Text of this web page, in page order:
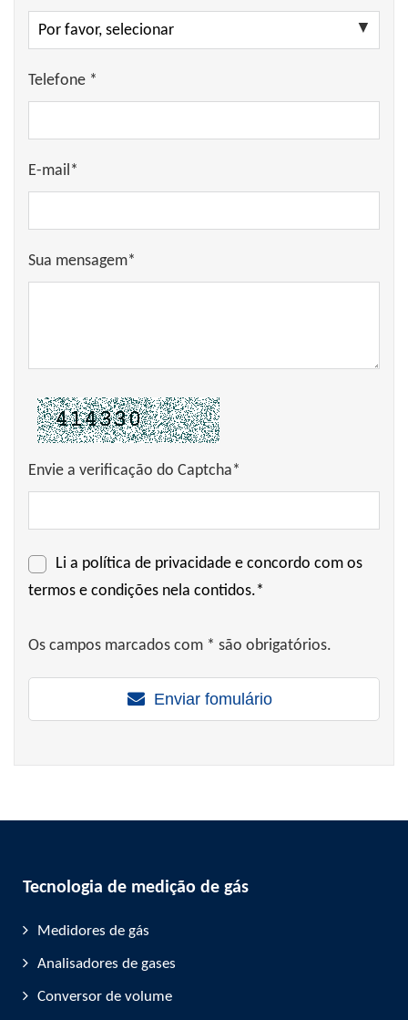
Telefone *
E-mail*
Sua mensagem*
Envie a verificação do Captcha*
Li a política de privacidade e concordo com os
termos e condições nela contidos.*
Os campos marcados com * são obrigatórios.
Enviar fomulário
Tecnologia de medição de gás
Medidores de gás
Analisadores de gases
Conversor de volume